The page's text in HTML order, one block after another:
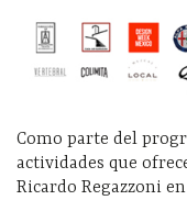
Como parte del
actividades que
Ricardo Regazzoni